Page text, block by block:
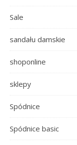
Sale
sandału damskie
shoponline
sklepy
Spódnice
Spódnice basic